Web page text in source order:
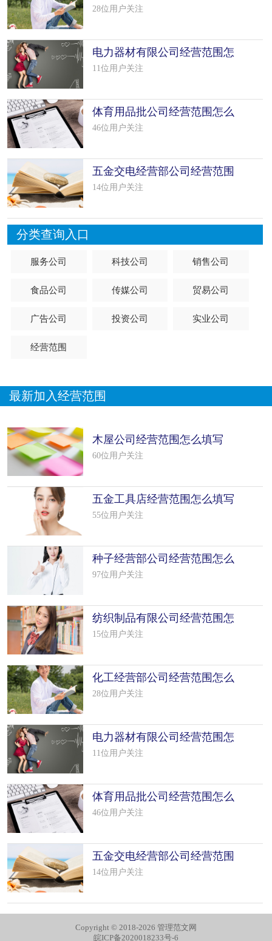
填写（50
28位用户关注
电力器材有限公司经营范围怎
么填写
11位用户关注
体育用品批公司经营范围怎么
填写（8
46位用户关注
五金交电经营部公司经营范围
怎么填
14位用户关注
分类查询入口
服务公司 科技公司 销售公司
食品公司 传媒公司 贸易公司
广告公司 投资公司 实业公司
经营范围
最新加入经营范围
木屋公司经营范围怎么填写
（22个模板）
60位用户关注
五金工具店经营范围怎么填写
（12个模板）
55位用户关注
种子经营部公司经营范围怎么
填写（5个模板）
97位用户关注
纺织制品有限公司经营范围怎
么填写（50个模板）
15位用户关注
化工经营部公司经营范围怎么
填写（50个模板）
28位用户关注
电力器材有限公司经营范围怎
么填写（50个模板）
11位用户关注
体育用品批公司经营范围怎么
填写（8个模板）
46位用户关注
五金交电经营部公司经营范围
怎么填写（7个模板）
14位用户关注
Copyright © 2018-2026 管理范文网
皖ICP备2020018233号-6